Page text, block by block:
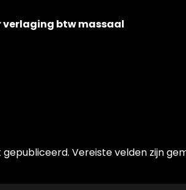
verlaging btw massaal
Vereiste velden zijn